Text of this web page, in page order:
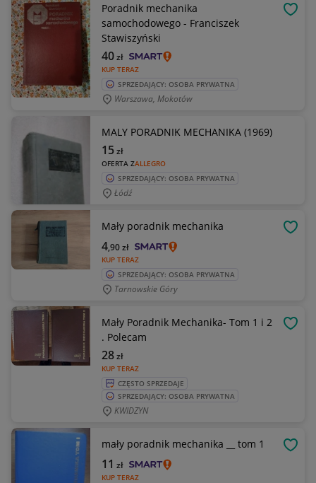
Poradnik mechanika
samochodowego - Franciszek
Stawiszyński
KUP TERAZ
40zł
SPRZEDAJĄCY: OSOBA PRYWATNA
Warszawa, Mokotów
MALY PORADNIK MECHANIKA (1969)
OFERTA ZALLEGRO
15zł
SPRZEDAJĄCY: OSOBA PRYWATNA
Łódź
Mały poradnik mechanika
KUP TERAZ
4,90zł
SPRZEDAJĄCY: OSOBA PRYWATNA
Tarnowskie Góry
Mały Poradnik Mechanika- Tom 1 i 2
. Polecam
KUP TERAZ
28zł
CZĘSTO SPRZEDAJE
SPRZEDAJĄCY: OSOBA PRYWATNA
KWIDZYN
mały poradnik mechanika __ tom 1
KUP TERAZ
11 zł